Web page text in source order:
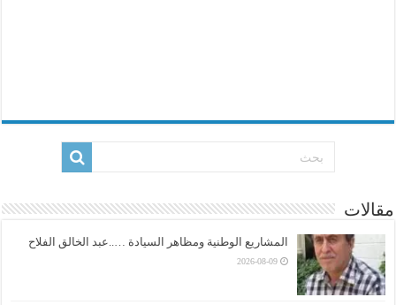
مقالات
المشاريع الوطنية ومظاهر السيادة …..عبد الخالق الفلاح
2026-08-09